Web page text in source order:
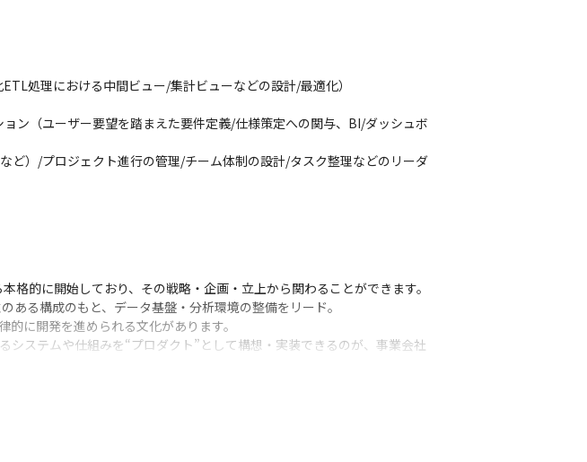
処理における中間ビュー/集計ビューなどの設計/最適化）
ン（ユーザー要望を踏まえた要件定義/仕様策定への関与、BI/ダッシュボ
ど）/プロジェクト進行の管理/チーム体制の設計/タスク整理などのリーダ
的に開始しており、その戦略・企画・立上から関わることができます。
構成のもと、データ基盤・分析環境の整備をリード。
に開発を進められる文化があります。
ステムや仕組みを“プロダクト”として構想・実装できるのが、事業会社
やデータを活用したプロダクト企画・商用化、PdM的キャリアへの展開
かす実感を持ちたい方に最適なポジションです。